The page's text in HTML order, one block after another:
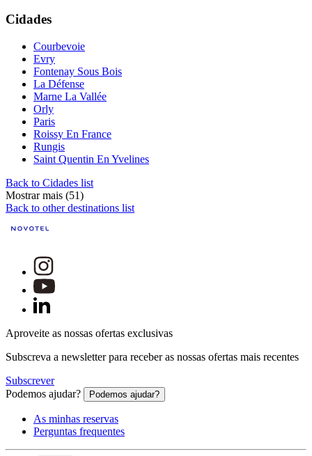
Cidades
Courbevoie
Evry
Fontenay Sous Bois
La Défense
Marne La Vallée
Orly
Paris
Roissy En France
Rungis
Saint Quentin En Yvelines
Back to Cidades list
Mostrar mais (51)
Back to other destinations list
Aproveite as nossas ofertas exclusivas
Subscreva a newsletter para receber as nossas ofertas mais recentes
Subscrever
Podemos ajudar?
Podemos ajudar?
As minhas reservas
Perguntas frequentes